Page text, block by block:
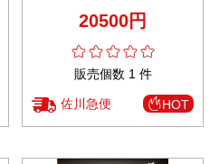
ト ホワイト20500円
販売個数 1 件
佐川急便 HOT